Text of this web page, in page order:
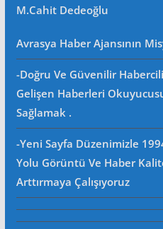
M.Cahit Dedeoğlu
Avrasya Haber Ajansının
-Doğru Ve Güvenilir
Gelişen Haberleri
Sağlamak .
-Yeni Sayfa Düzenimizle
Yolu Görüntü Ve Haber
Arttırmaya Çalışıyoruz